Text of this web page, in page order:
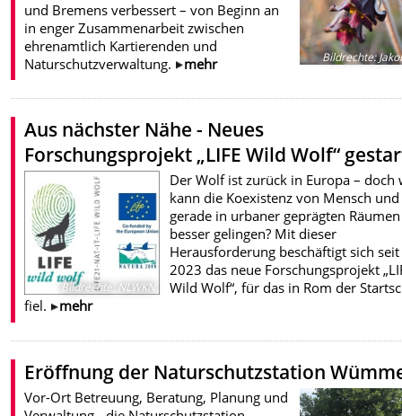
Bildrechte:
und Bremens verbessert – von Beginn an
in enger Zusammenarbeit zwischen
ehrenamtlich Kartierenden und
Naturschutzverwaltung.
mehr
Aus nächster Nähe - Neues
Forschungsprojekt „LIFE Wild Wolf“
Bildrechte: NLWKN
Der Wolf ist zurück in Europa – doch
kann die Koexistenz von Mensch
gerade in urbaner geprägten
besser gelingen? Mit dieser
Herausforderung beschäftigt sich seit
2023 das neue Forschungsprojekt
Wild Wolf“, für das in Rom der
fiel.
mehr
Eröffnung der Naturschutzstation
Vor-Ort Betreuung, Beratung, Planung und